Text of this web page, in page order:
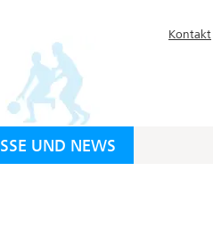
Kontakt
UND NEWS